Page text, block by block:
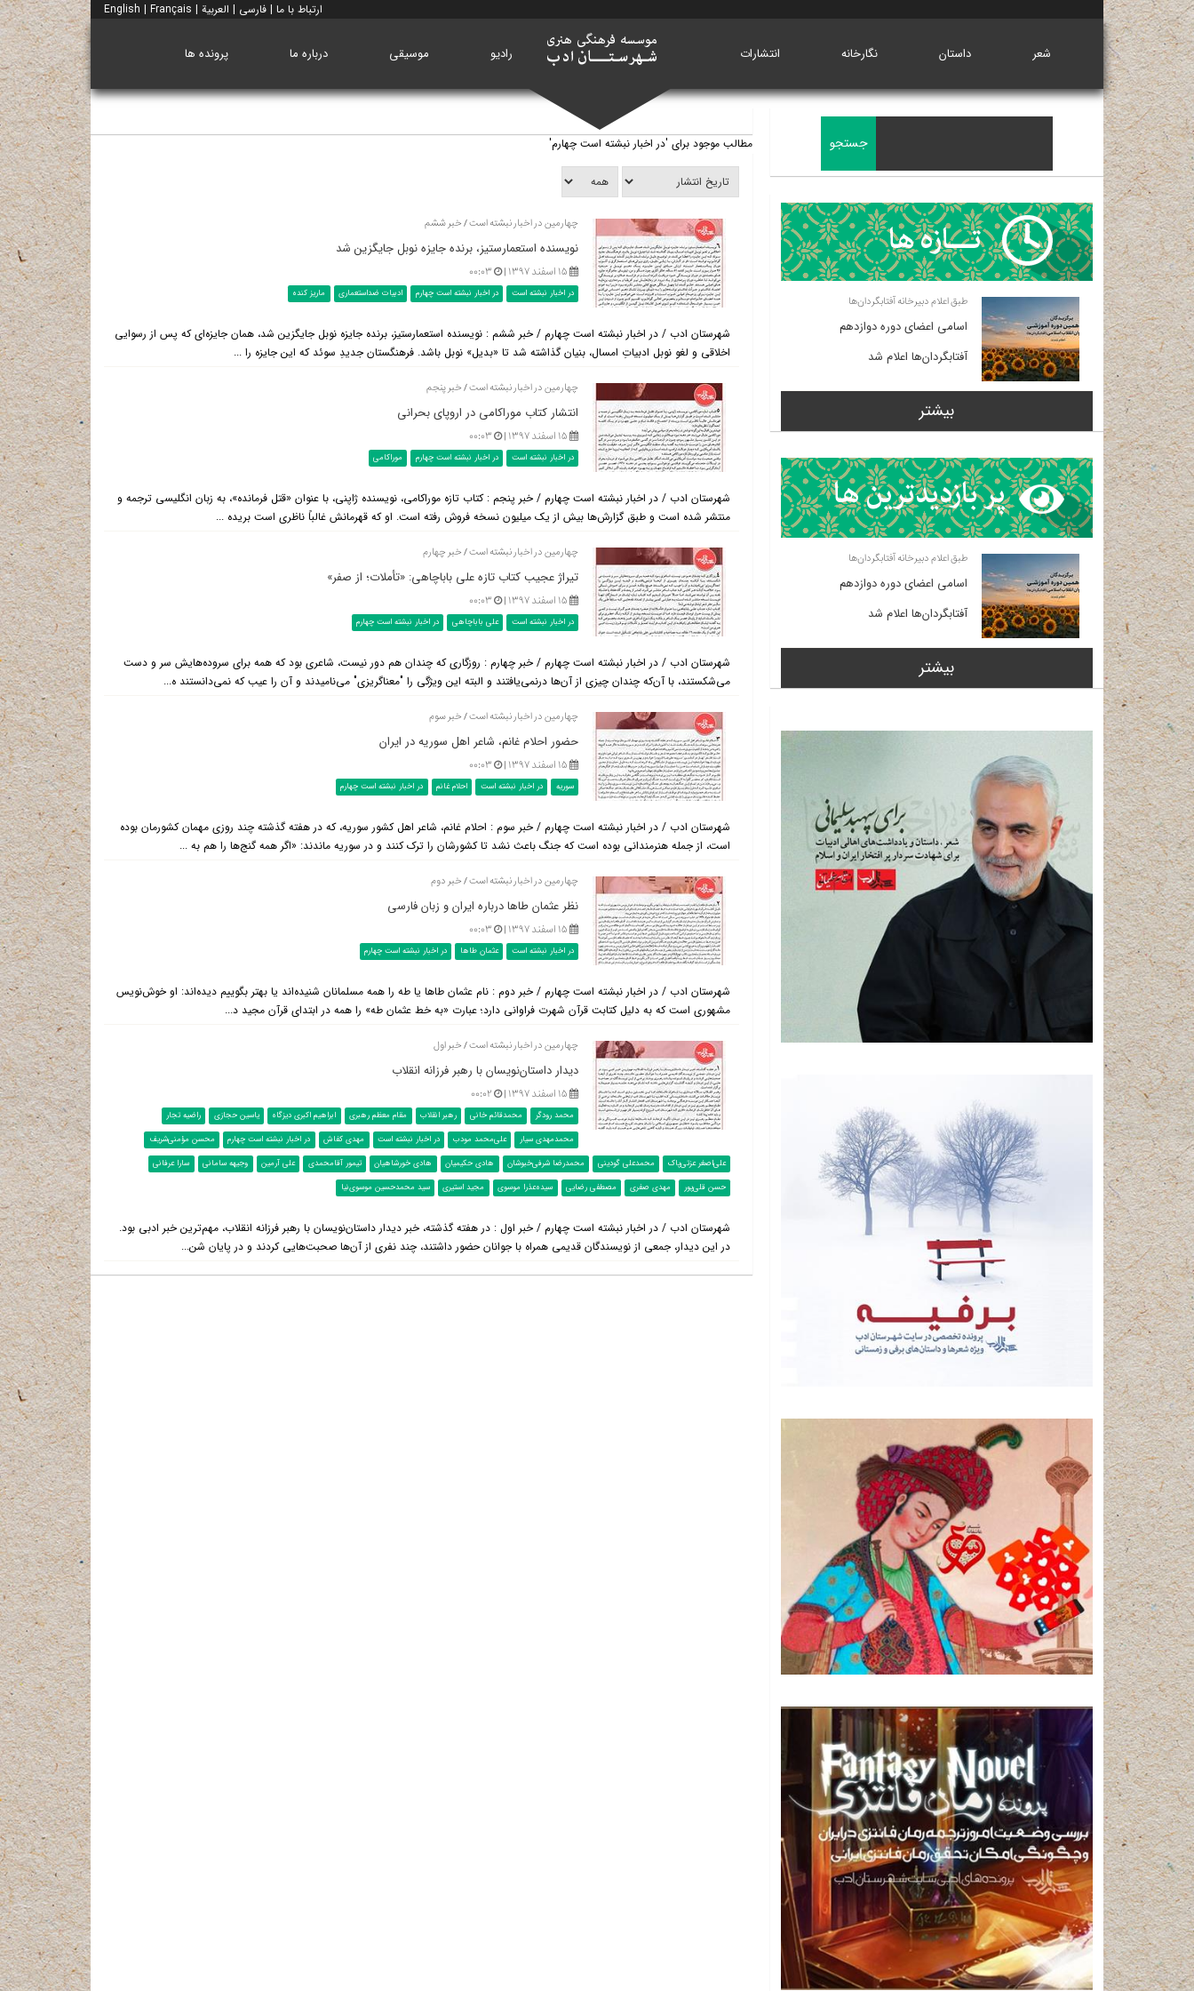
ارتباط با ما | فارسی | العربية |
English | Français
شعر داستان نگارخانه انتشارات خانه رادیو موسیقی درباره ما پرونده ها
مطالب موجود برای 'در اخبار نبشته است چهارم'
چهارمین در اخبار نبشته است / خبر ششم
نویسنده استعمارستیز، برنده جایزه نوبل جایگزین شد
۱۵ اسفند ۱۳۹۷ | ۰۰:۰۳
در اخبار نبشته است در اخبار نبشته است چهارم ادبیات ضداستعماری ماریز کنده
شهرستان ادب / در اخبار نبشته است چهارم / خبر ششم : نویسنده استعمارستیز، برنده جایزه نوبل جایگزین شد، همان جایزه‌ای که پس از رسوایی
اخلاقی و لغو نوبل ادبیاتِ امسال، بنیان گذاشته شد تا «بدیل» نوبل باشد. فرهنگستان جدیدِ سوئد که این جایزه را ...
چهارمین در اخبار نبشته است / خبر پنجم
انتشار کتاب موراکامی در اروپای بحرانی
۱۵ اسفند ۱۳۹۷ | ۰۰:۰۳
در اخبار نبشته است در اخبار نبشته است چهارم موراکامی
شهرستان ادب / در اخبار نبشته است چهارم / خبر پنجم : کتاب تازه موراکامی، نویسنده ژاپنی، با عنوان «قتل فرمانده»، به زبان انگلیسی ترجمه و
منتشر شده است و طبق گزارش‌ها بیش از یک میلیون نسخه فروش رفته است. او که قهرمانش غالباً ناظری است بریده ...
چهارمین در اخبار نبشته است / خبر چهارم
تیراژ عجیب کتاب تازه علی باباچاهی: «تأملات؛ از صفر»
۱۵ اسفند ۱۳۹۷ | ۰۰:۰۳
در اخبار نبشته است علی باباچاهی در اخبار نبشته است چهارم
شهرستان ادب / در اخبار نبشته است چهارم / خبر چهارم : روزگاری که چندان هم دور نیست، شاعری بود که همه برای سروده‌هایش سر و دست
می‌شکستند، با آن‌که چندان چیزی از آن‌ها درنمی‌یافتند و البته این ویژگی را "معناگریزی" می‌نامیدند و آن را عیب که نمی‌دانستند ه...
چهارمین در اخبار نبشته است / خبر سوم
حضور احلام غانم، شاعر اهل سوریه در ایران
۱۵ اسفند ۱۳۹۷ | ۰۰:۰۳
سوریه در اخبار نبشته است احلام غانم در اخبار نبشته است چهارم
شهرستان ادب / در اخبار نبشته است چهارم / خبر سوم : احلام غانم، شاعر اهل کشور سوریه، که در هفته گذشته چند روزی مهمان کشورمان بوده
است، از جمله هنرمندانی بوده است که جنگ باعث نشد تا کشورشان را ترک کنند و در سوریه ماندند: «اگر همه گنج‌ها را هم به ...
چهارمین در اخبار نبشته است / خبر دوم
نظر عثمان طاها درباره ایران و زبان فارسی
۱۵ اسفند ۱۳۹۷ | ۰۰:۰۳
در اخبار نبشته است عثمان طاها در اخبار نبشته است چهارم
شهرستان ادب / در اخبار نبشته است چهارم / خبر دوم : نام عثمان طاها یا طه را همه مسلمانان شنیده‌اند یا بهتر بگوییم دیده‌اند: او خوش‌نویس
مشهوری است که به دلیل کتابت قرآن شهرت فراوانی دارد؛ عبارت «به خط عثمان طه» را همه در ابتدای قرآن مجید د...
چهارمین در اخبار نبشته است / خبر اول
دیدار داستان‌نویسان با رهبر فرزانه انقلاب
۱۵ اسفند ۱۳۹۷ | ۰۰:۰۲
محمد رودگر محمدقائم خانی رهبر انقلاب مقام معظم رهبری ابراهیم اکبری دیزگاه یاسین حجازی
راضیه تجار
محمدمهدی سیار
علی‌محمد مودب در اخبار نبشته است مهدی کفاش در اخبار نبشته است چهارم
محسن مؤمنی‌‌شریف
علی‌اصغر عزتی‌پاک
محمدعلی گودینی محمدرضا شرفی‌خبوشان هادی حکیمیان هادی خورشاهیان تیمور آقا‌محمدی علی آرمین وجیهه سامانی
سارا عرفانی
حسن قلی‌پور
مهدی صفری مصطفی رضایی سیده‌عذرا موسوی مجید استیری سید محمدحسین موسوی‌نیا
شهرستان ادب / در اخبار نبشته است چهارم / خبر اول : در هفته گذشته، خبر دیدار داستان‌نویسان با رهبر فرزانه انقلاب، مهم‌ترین خبر ادبی بود.
در این دیدار، جمعی از نویسندگان قدیمی همراه با جوانان حضور داشتند، چند نفری از آن‌ها صحبت‌هایی کردند و در پایان شن...
طبق اعلام دبیرخانه آفتابگردان‌ها
اسامی اعضای دوره دوازدهم
آفتابگردان‌ها اعلام شد
بیشتر
طبق اعلام دبیرخانه آفتابگردان‌ها
اسامی اعضای دوره دوازدهم
آفتابگردان‌ها اعلام شد
بیشتر